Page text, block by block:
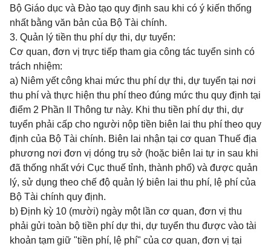
Bộ Giáo dục và Đào tạo quy định sau khi có ý kiến thống
nhất bằng văn bản của Bộ Tài chính.
3. Quản lý tiền thu phí dự thi, dự tuyển:
Cơ quan, đơn vị trực tiếp tham gia công tác tuyển sinh có
trách nhiệm:
a) Niêm yết công khai mức thu phí dự thi, dự tuyển tại nơi
thu phí và thực hiện thu phí theo đúng mức thu quy định tại
điểm 2 Phần II Thông tư này. Khi thu tiền phí dự thi, dự
tuyển phải cấp cho người nộp tiền biên lai thu phí theo quy
định của Bộ Tài chính. Biên lai nhận tại cơ quan Thuế địa
phương nơi đơn vị dóng trụ sở (hoặc biên lai tự in sau khi
đã thống nhất với Cục thuế tỉnh, thành phố) và được quản
lý, sử dụng theo chế độ quản lý biên lai thu phí, lệ phí của
Bộ Tài chính quy định.
b) Định kỳ 10 (mười) ngày một lần cơ quan, đơn vị thu
phải gửi toàn bộ tiền phí dự thi, dự tuyển thu được vào tài
khoản tạm giữ "tiền phí, lệ phí" của cơ quan, đơn vị tại